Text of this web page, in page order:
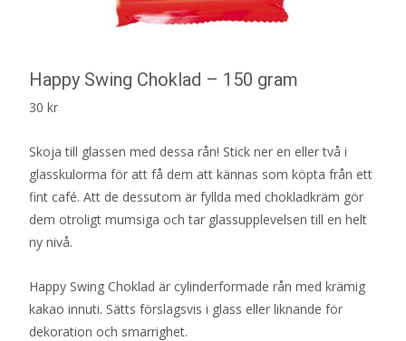
Happy Swing Choklad – 150 gram
30 kr
Skoja till glassen med dessa rån! Stick ner en eller två i
glasskulorma för att få dem att kännas som köpta från ett
fint café. Att de dessutom är fyllda med chokladkräm gör
dem otroligt mumsiga och tar glassupplevelsen till en helt
ny nivå.
Happy Swing Choklad är cylinderformade rån med krämig
kakao innuti. Sätts förslagsvis i glass eller liknande för
dekoration och smarrighet.